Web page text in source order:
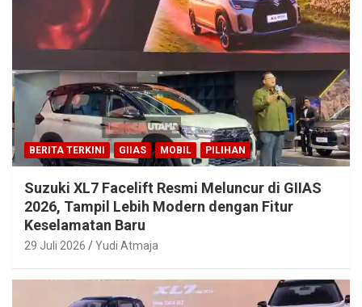
BERITA TERKINI GIIAS MOBIL PILIHAN
Suzuki XL7 Facelift Resmi Meluncur di GIIAS
2026, Tampil Lebih Modern dengan Fitur
Keselamatan Baru
29 Juli 2026 Yudi Atmaja